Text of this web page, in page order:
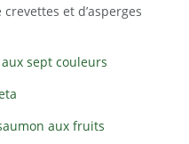
et d’asperges
sept couleurs
aux fruits